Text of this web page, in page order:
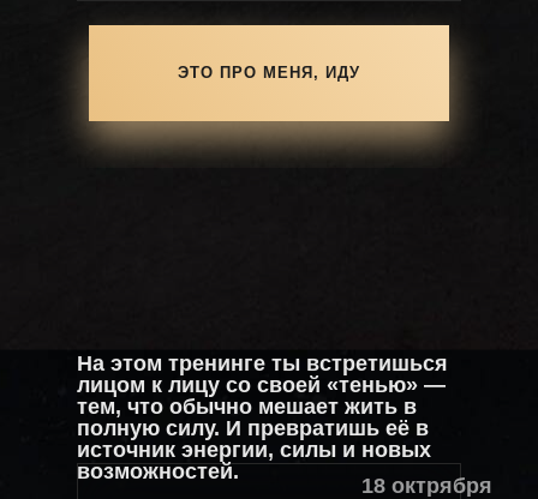
ЭТО ПРО МЕНЯ, ИДУ
18 октрября
На этом тренинге ты встретишься
лицом к лицу со своей «тенью» —
тем, что обычно мешает жить в
полную силу. И превратишь её в
источник энергии, силы и новых
возможностей.